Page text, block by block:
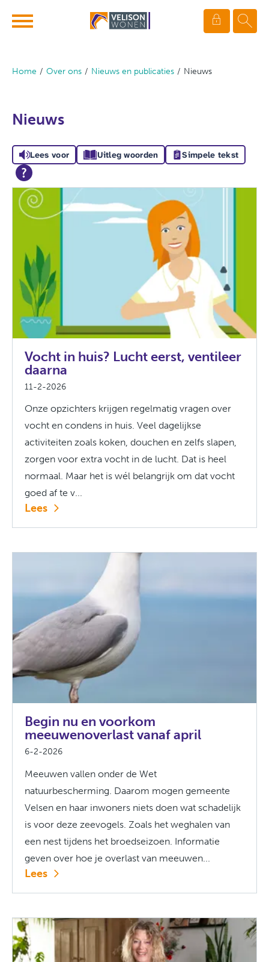
Naar de homepage
Ga naar Hoofd
Home Over ons Nieuws en publicaties Nieuws
Nieuws
Lees voor Uitleg woorden Simpele tekst
Vocht in huis? Lucht eerst, ventileer
daarna
11-2-2026
Onze opzichters krijgen regelmatig vragen over
vocht en condens in huis. Veel dagelijkse
activiteiten zoals koken, douchen en zelfs slapen,
zorgen voor extra vocht in de lucht. Dat is heel
normaal. Maar het is wél belangrijk om dat vocht
goed af te v...
Lees
Begin nu en voorkom
meeuwenoverlast vanaf april
6-2-2026
Meeuwen vallen onder de Wet
natuurbescherming. Daarom mogen gemeente
Velsen en haar inwoners niets doen wat schadelijk
is voor deze zeevogels. Zoals het weghalen van
een nest tijdens het broedseizoen. Informatie
geven over hoe je overlast van meeuwen...
Lees